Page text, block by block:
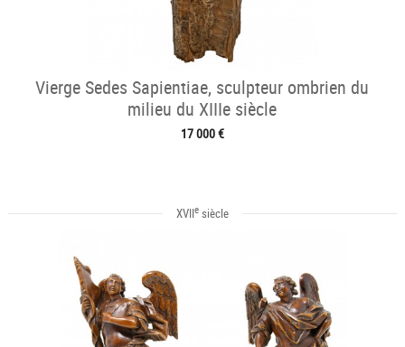
Vierge Sedes Sapientiae, sculpteur ombrien du
milieu du XIIIe siècle
17 000 €
XVIIesiècle